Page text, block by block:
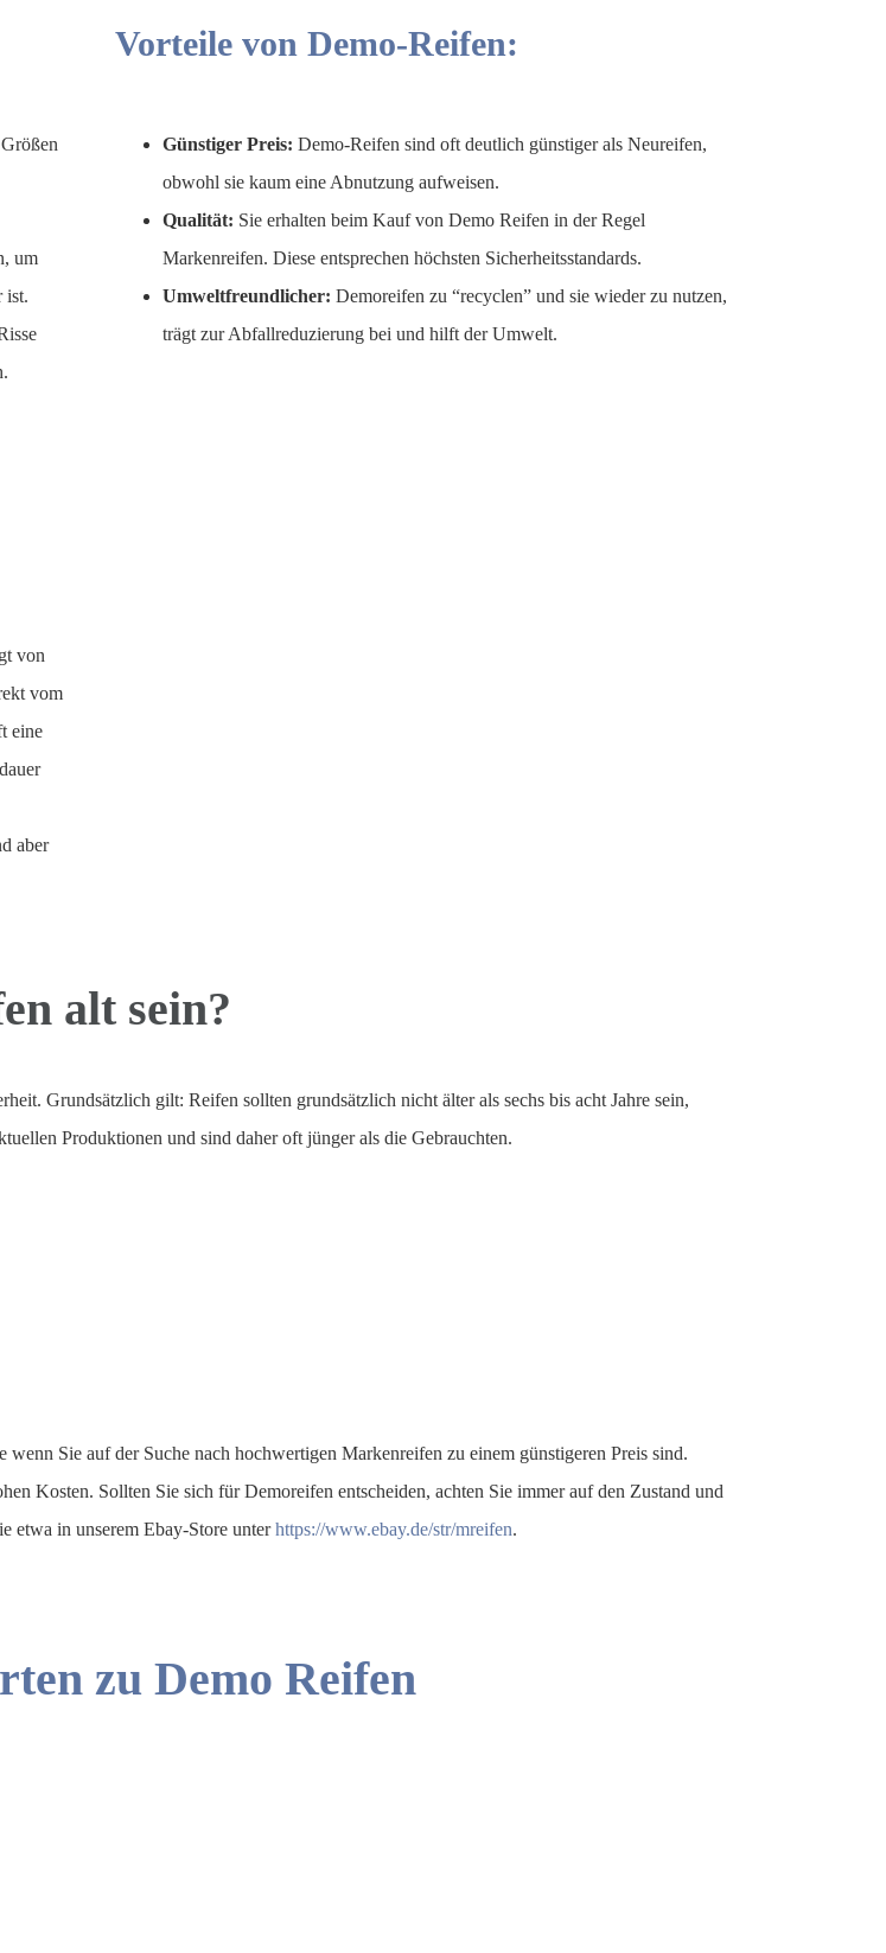
um
ist.
Vorteile von Demo-Reifen:
Günstiger Preis: Demo-Reifen sind oft deutlich günstiger als Neureifen,
obwohl sie kaum eine Abnutzung aufweisen.
Qualität: Sie erhalten beim Kauf von Demo Reifen in der Regel
Markenreifen. Diese entsprechen höchsten Sicherheitsstandards.
Umweltfreundlicher: Demoreifen zu “recyclen” und sie wieder zu nutzen,
trägt zur Abfallreduzierung bei und hilft der Umwelt.
von
vom
eine
aber
alt sein?
Grundsätzlich gilt: Reifen sollten grundsätzlich nicht älter als sechs bis acht Jahre sein,
Produktionen und sind daher oft jünger als die Gebrauchten.
Sie auf der Suche nach hochwertigen Markenreifen zu einem günstigeren Preis sind.
Kosten. Sollten Sie sich für Demoreifen entscheiden, achten Sie immer auf den Zustand und
etwa in unserem Ebay-Store unterhttps://www.ebay.de/str/mreifen.
zu Demo Reifen